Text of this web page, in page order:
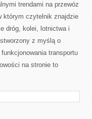
trendami na przewóz
którym czytelnik znajdzie
dróg, kolei, lotnictwa i
z myślą o
transportu
na stronie to